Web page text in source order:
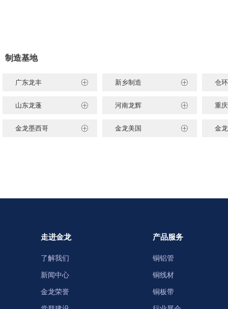
制造基地
广东龙丰 新乡制造 仓
山东龙蓬 河南龙辉 重
金龙墨西哥 金龙美国 金
走进金龙
了解我们
新闻中心
金龙荣誉
产品服务
铜铝管
铜线材
铜板带